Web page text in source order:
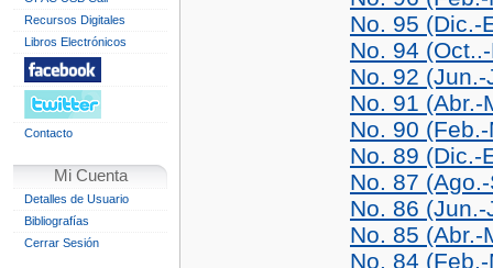
Recursos Digitales
Libros Electrónicos
Contacto
Mi Cuenta
Detalles de Usuario
Bibliografías
Cerrar Sesión
No. 95 (Dic.-
No. 94
No. 92
No. 91 (Abr.-
No. 90
No. 89 (Dic.-
No. 87
No. 86
No. 85 (Abr.-
No. 84